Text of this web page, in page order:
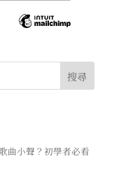
曲小聲？初學者必看